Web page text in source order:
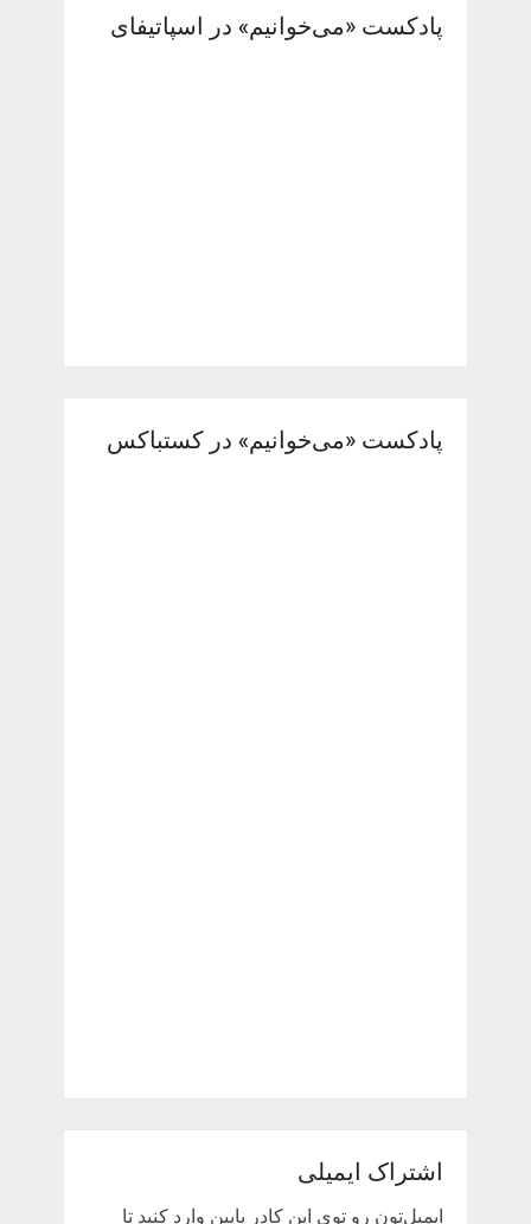
پادکست «می‌خوانیم» در اسپاتیفای
پادکست «می‌خوانیم» در کستباکس
اشتراک ایمیلی
ایمیل‌تون رو توی این کادر پایین وارد کنید تا